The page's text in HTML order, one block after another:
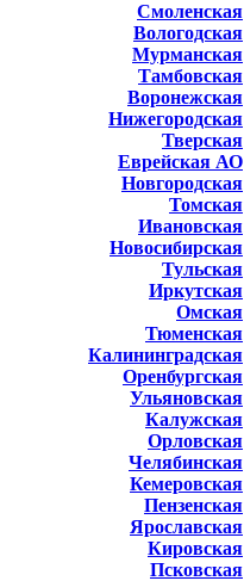
Смоленская
Вологодская
Мурманская
Тамбовская
Воронежская
Нижегородская
Тверская
Еврейская АО
Новгородская
Томская
Ивановская
Новосибирская
Тульская
Иркутская
Омская
Тюменская
Калининградская
Оренбургская
Ульяновская
Калужская
Орловская
Челябинская
Кемеровская
Пензенская
Ярославская
Кировская
Псковская